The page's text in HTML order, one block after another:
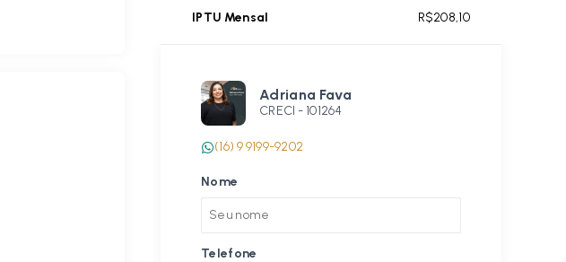
IPTU Mensal R$208,10
Adriana Fava
CRECI - 101264
(16) 9 9199-9202
Nome
Telefone